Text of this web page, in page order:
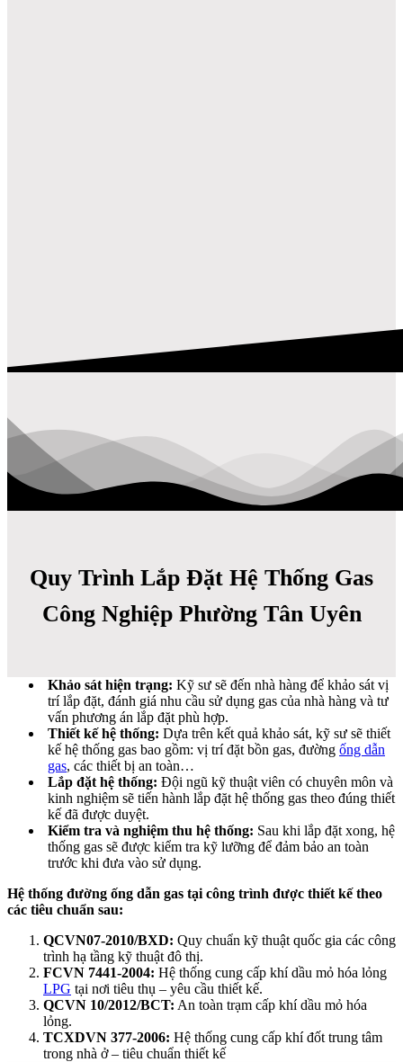
Quy Trình Lắp Đặt Hệ Thống Gas
Công Nghiệp Phường Tân Uyên
Khảo sát hiện trạng: Kỹ sư sẽ đến nhà hàng để khảo sát vị
trí lắp đặt, đánh giá nhu cầu sử dụng gas của nhà hàng và tư
vấn phương án lắp đặt phù hợp.
Thiết kế hệ thống: Dựa trên kết quả khảo sát, kỹ sư sẽ thiết
kế hệ thống gas bao gồm: vị trí đặt bồn gas, đường ống dẫn
gas, các thiết bị an toàn…
Lắp đặt hệ thống: Đội ngũ kỹ thuật viên có chuyên môn và
kinh nghiệm sẽ tiến hành lắp đặt hệ thống gas theo đúng thiết
kế đã được duyệt.
Kiểm tra và nghiệm thu hệ thống: Sau khi lắp đặt xong, hệ
thống gas sẽ được kiểm tra kỹ lưỡng để đảm bảo an toàn
trước khi đưa vào sử dụng.
Hệ thống đường ống dẫn gas tại công trình được thiết kế theo
các tiêu chuẩn sau:
QCVN07-2010/BXD: Quy chuẩn kỹ thuật quốc gia các công
trình hạ tầng kỹ thuật đô thị.
FCVN 7441-2004: Hệ thống cung cấp khí dầu mỏ hóa lỏng
LPG tại nơi tiêu thụ – yêu cầu thiết kế.
QCVN 10/2012/BCT: An toàn trạm cấp khí dầu mỏ hóa
lỏng.
TCXDVN 377-2006: Hệ thống cung cấp khí đốt trung tâm
trong nhà ở – tiêu chuẩn thiết kế